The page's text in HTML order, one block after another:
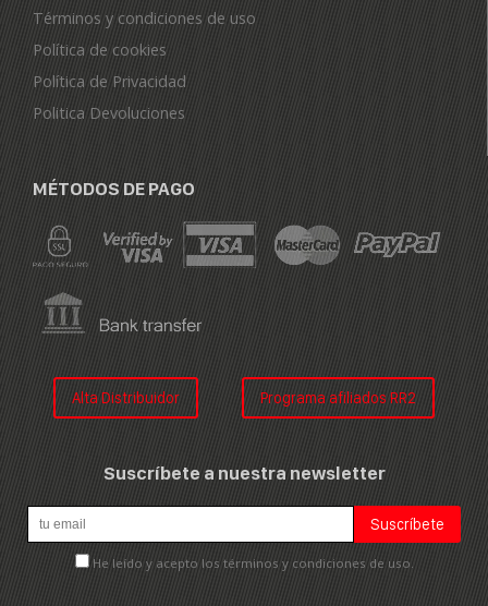
Términos y condiciones de uso
Política de cookies
Política de Privacidad
Politica Devoluciones
MÉTODOS DE PAGO
Alta Distribuidor Programa afiliados RR2
Suscríbete a nuestra newsletter
He leído y acepto los términos y condiciones de uso.